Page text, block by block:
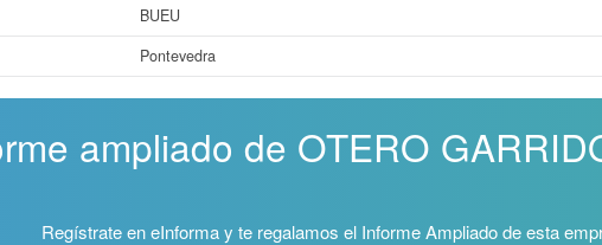
BUEU
Pontevedra
ampliado de OTERO
Regístrate en eInforma y te regalamos el Informe Ampliado de esta